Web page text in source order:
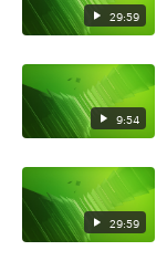
29:59
9:54
29:59